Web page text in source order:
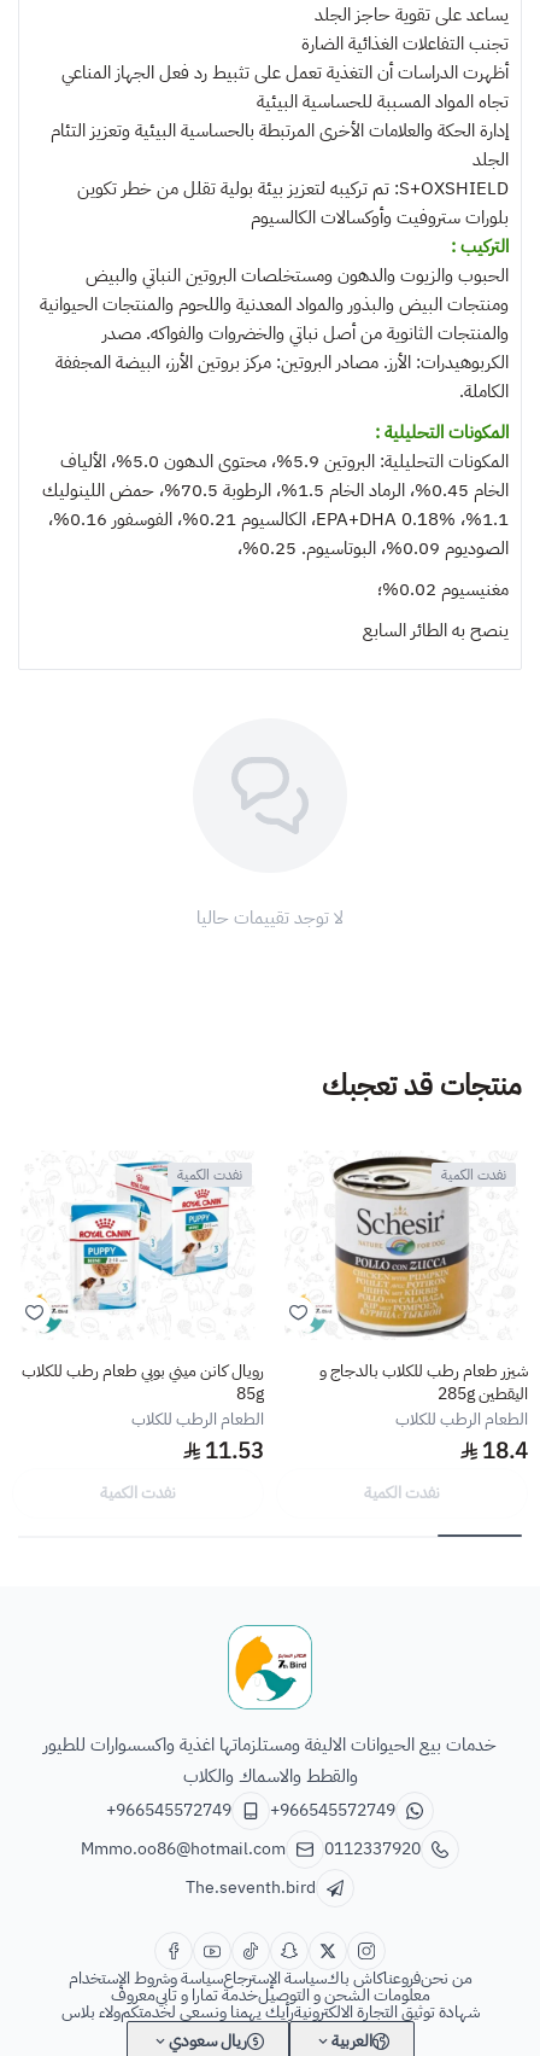
يساعد على تقوية حاجز الجلد
تجنب التفاعلات الغذائية الضارة
أظهرت الدراسات أن التغذية تعمل على تثبيط رد فعل الجهاز المناعي
تجاه المواد المسببة للحساسية البيئية
إدارة الحكة والعلامات الأخرى المرتبطة بالحساسية البيئية وتعزيز التئام
الجلد
S+OXSHIELD: تم تركيبه لتعزيز بيئة بولية تقلل من خطر تكوين
بلورات ستروفيت وأوكسالات الكالسيوم
التركيب :
الحبوب والزيوت والدهون ومستخلصات البروتين النباتي والبيض
ومنتجات البيض والبذور والمواد المعدنية واللحوم والمنتجات الحيوانية
والمنتجات الثانوية من أصل نباتي والخضروات والفواكه. مصدر
الكربوهيدرات: الأرز. مصادر البروتين: مركز بروتين الأرز، البيضة المجففة
الكاملة.
المكونات التحليلية :
المكونات التحليلية: البروتين 5.9%، محتوى الدهون 5.0%، الألياف
الخام 0.45%، الرماد الخام 1.5%، الرطوبة 70.5%، حمض اللينوليك
1.1%، EPA+DHA 0.18%، الكالسيوم 0.21%، الفوسفور 0.16%،
الصوديوم 0.09%، البوتاسيوم. 0.25%،
مغنيسيوم 0.02%؛
ينصح بهالطائر السابع
لا توجد تقييمات حاليا
منتجات قد تعجبك
نفدت الكمية
شيزر طعام رطب للكلاب بالدجاج و
اليقطين 285g
الطعام الرطب للكلاب
18.4
نفدت الكمية
نفدت الكمية
رويال كانن ميني بوبي طعام رطب للكلاب
85g
الطعام الرطب للكلاب
11.53
نفدت الكمية
خدمات بيع الحيوانات الاليفة ومستلزماتها اغذية واكسسوارات للطيور
والقطط والاسماك والكلاب
+966545572749
+966545572749
0112337920
Mmmo.oo86@hotmail.com
The.seventh.bird
من نحنفروعناكاش باكسياسة الإسترجاعسياسة وشروط الإستخدام
معلومات الشحن و التوصيلخدمة تمارا و تابيمعروف
شهادة توثيق التجارة الالكترونيةرأيك يهمنا ونسعى لخدمتكمولاء بلاس
العربية
ريال سعودي